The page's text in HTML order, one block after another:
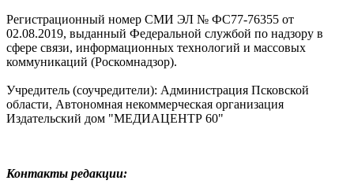
Регистрационный номер СМИ ЭЛ № ФС77-76355 от
02.08.2019, выданный Федеральной службой по надзору в
сфере связи, информационных технологий и массовых
коммуникаций (Роскомнадзор).
Учредитель (соучредители): Администрация Псковской
области, Автономная некоммерческая организация
Издательский дом "МЕДИАЦЕНТР 60"
Контакты редакции: